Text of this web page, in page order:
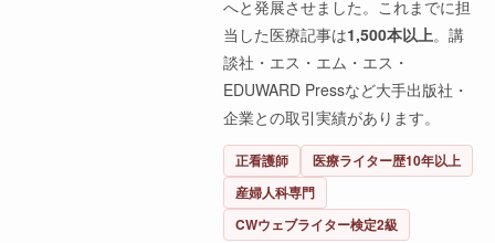
へと発展させました。これまでに担
当した医療記事は1,500本以上。講
談社・エス・エム・エス・
EDUWARD Pressなど大手出版社・
企業との取引実績があります。
正看護師
医療ライター歴10年以上
産婦人科専門
CWウェブライター検定2級